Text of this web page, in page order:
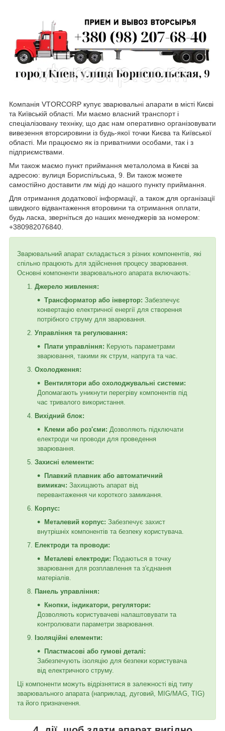
Компанія VTORCORP купує зварювальні апарати в місті Києві
та Київській області. Ми маємо власний транспорт і
спеціалізовану техніку, що дає нам оперативно організовувати
вивезення вторсировини із будь-якої точки Києва та Київської
області. Ми працюємо як із приватними особами, так і з
підприємствами.
Ми також маємо пункт приймання металолома в Києві за
адресою: вулиця Бориспільська, 9. Ви також можете
самостійно доставити лм міді до нашого пункту приймання.
Для отримання додаткової інформації, а також для організації
швидкого відвантаження второвини та отримання оплати,
будь ласка, зверніться до наших менеджерів за номером:
+380982076840.
Зварювальний апарат складається з різних компонентів, які
спільно працюють для здійснення процесу зварювання.
Основні компоненти зварювального апарата включають:
Джерело живлення:
Трансформатор або інвертор: Забезпечує
конвертацію електричної енергії для створення
потрібного струму для зварювання.
Управління та регулювання:
Плати управління: Керують параметрами
зварювання, такими як струм, напруга та час.
Охолодження:
Вентилятори або охолоджувальні системи:
Допомагають уникнути перегріву компонентів під
час тривалого використання.
Вихідний блок:
Клеми або роз'єми: Дозволяють підключати
електроди чи проводи для проведення
зварювання.
Захисні елементи:
Плавкий плавник або автоматичний
вимикач: Захищають апарат від
перевантаження чи короткого замикання.
Корпус:
Металевий корпус: Забезпечує захист
внутрішніх компонентів та безпеку користувача.
Електроди та проводи:
Металеві електроди: Подаються в точку
зварювання для розплавлення та з'єднання
матеріалів.
Панель управління:
Кнопки, індикатори, регулятори:
Дозволяють користувачеві налаштовувати та
контролювати параметри зварювання.
Ізоляційні елементи:
Пластмасові або гумові деталі:
Забезпечують ізоляцію для безпеки користувача
від електричного струму.
Ці компоненти можуть відрізнятися в залежності від типу
зварювального апарата (наприклад, дуговий, MIG/MAG, TIG)
та його призначення.